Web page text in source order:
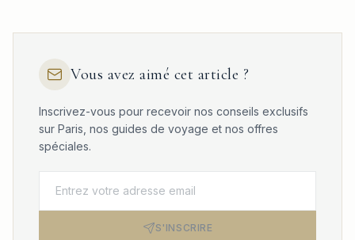
Vous avez aimé cet article ?
Inscrivez-vous pour recevoir nos conseils exclusifs
sur Paris, nos guides de voyage et nos offres
spéciales.
S'INSCRIRE